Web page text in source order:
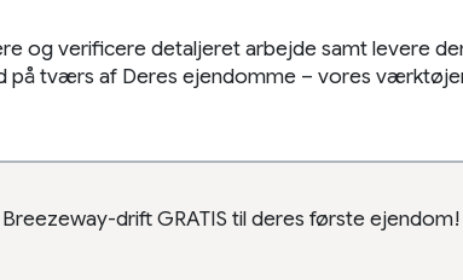
og verificere detaljeret arbejde samt levere
tværs af Deres ejendomme – vores
drift GRATIS til deres første ejendom!